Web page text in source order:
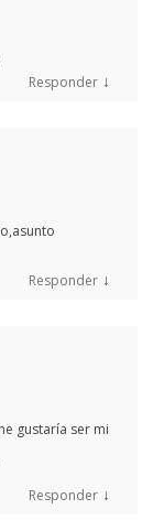
Responder ↓
Responder ↓
gustaría ser mi
Responder ↓